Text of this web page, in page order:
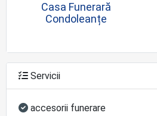
Casa Funerară
Condoleanțe
Servicii
accesorii funerare